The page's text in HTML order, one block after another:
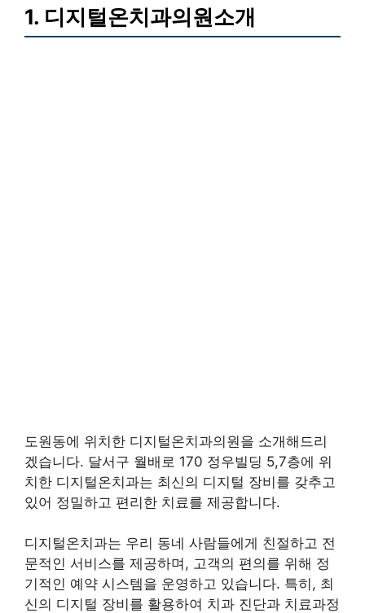
1. 디지털온치과의원소개
도원동에 위치한 디지털온치과의원을 소개해드리
겠습니다. 달서구 월배로 170 정우빌딩 5,7층에 위
치한 디지털온치과는 최신의 디지털 장비를 갖추고
있어 정밀하고 편리한 치료를 제공합니다.
디지털온치과는 우리 동네 사람들에게 친절하고 전
문적인 서비스를 제공하며, 고객의 편의를 위해 정
기적인 예약 시스템을 운영하고 있습니다. 특히, 최
신의 디지털 장비를 활용하여 치과 진단과 치료과정